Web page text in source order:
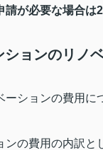
が必要な場合は
ションのリノ
ーションの費用に
ンの費用の内訳と